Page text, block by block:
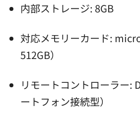
内部ストレージ: 8GB
対応メモリーカード:
512GB）
リモートコントローラー:
ートフォン接続型）